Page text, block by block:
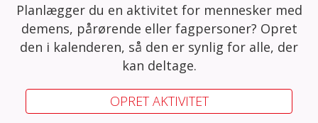
Planlægger du en aktivitet for mennesker med
demens, pårørende eller fagpersoner? Opret
den i kalenderen, så den er synlig for alle, der
kan deltage.
OPRET AKTIVITET